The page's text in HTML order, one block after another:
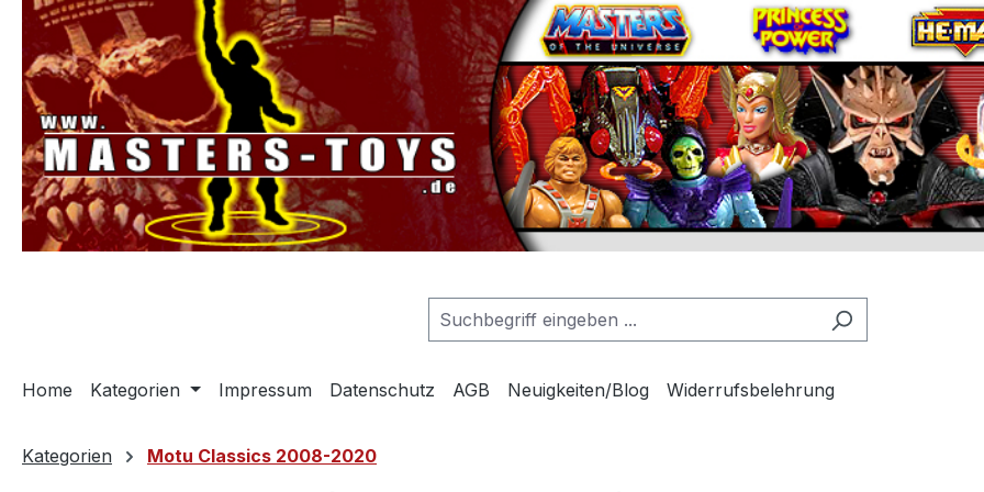
Zur Hauptnavigation springen
Home Kategorien Impressum Datenschutz AGB Neuigkeiten/Blog Widerrufsbelehrung
Kategorien Motu Classics 2008-2020